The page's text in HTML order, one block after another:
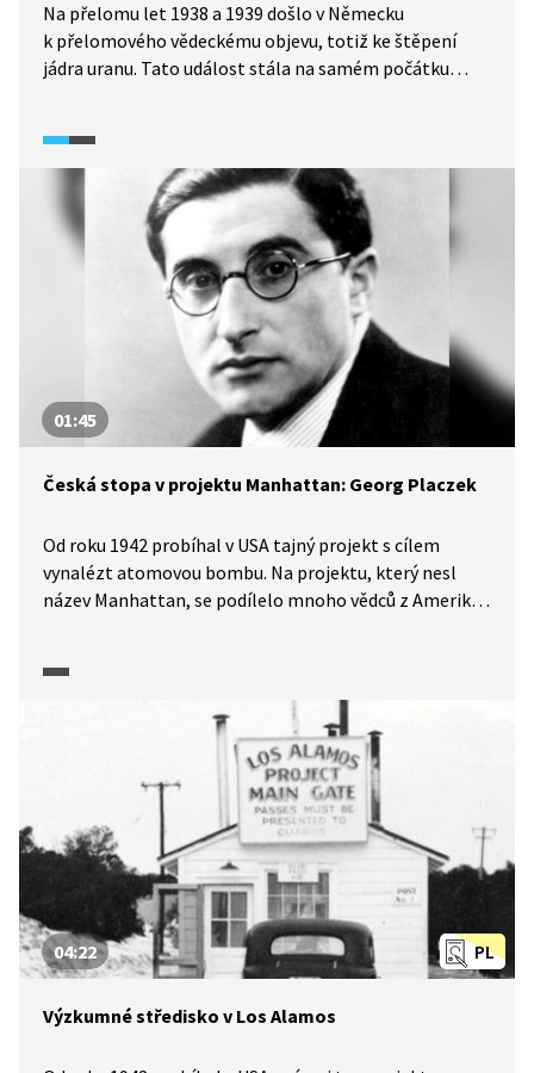
Na přelomu let 1938 a 1939 došlo v Německu
k přelomového vědeckému objevu, totiž ke štěpení
jádra uranu. Tato událost stála na samém počátku
s historikem vědy bližší předpoklady německého
jaderného výzkumu. Dále je pak představen Werner
Heisenberg, hlavní osobnost tehdejší německé
vědecké scény. Rozhovor se soustřeďuje zejména
na otázky, proč Heisenberg neemigroval do USA, zda
ho lze jako vědce srovnávat s Oppenheimerem nebo
jak málo stačilo k tomu, aby se stal objektem
01:45
Česká stopa v projektu Manhattan: Georg Placzek
Od roku 1942 probíhal v USA tajný projekt s cílem
vynalézt atomovou bombu. Na projektu, který nesl
název Manhattan, se podílelo mnoho vědců z Ameriky,
z Československa, Lilli Hornigová a Georg Placzek.
A právě Placzkovi, rodákovi z Brna, se věnuje výsek
z dokumentárního pořadu Úsvit atomového věku
(2025). Blíže jsou představeny jeho studijní a vědecké
aktivity a samozřejmě i účast na projektu v Los Alamos.
PL
04:22
Výzkumné středisko v Los Alamos